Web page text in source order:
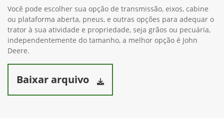
Você pode escolher sua opção de transmissão, eixos, cabine
ou plataforma aberta, pneus, e outras opções para adequar o
trator à sua atividade e propriedade, seja grãos ou pecuária,
independentemente do tamanho, a melhor opção é John
Deere.
Baixar arquivo